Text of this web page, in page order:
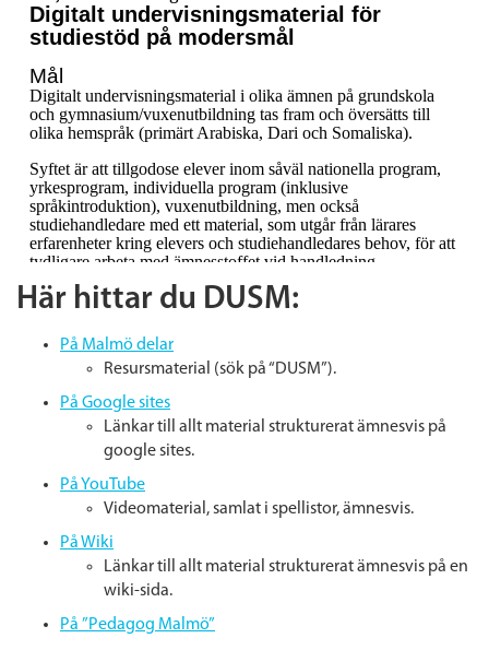
Här hittar du DUSM:
På Malmö delar
Resursmaterial (sök på “DUSM”).
På Google sites
Länkar till allt material strukturerat ämnesvis på
google sites.
På YouTube
Videomaterial, samlat i spellistor, ämnesvis.
På Wiki
Länkar till allt material strukturerat ämnesvis på en
wiki-sida.
På ”Pedagog Malmö”